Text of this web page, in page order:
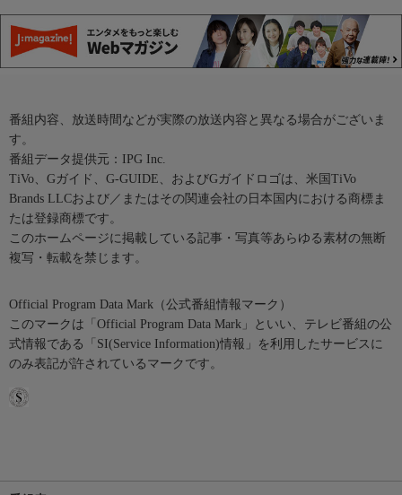
番組内容、放送時間などが実際の放送内容と異なる場合がございま
す。
番組データ提供元：IPG Inc.
TiVo、Gガイド、G-GUIDE、およびGガイドロゴは、米国TiVo
Brands LLCおよび／またはその関連会社の日本国内における商標ま
たは登録商標です。
このホームページに掲載している記事・写真等あらゆる素材の無断
複写・転載を禁じます。
Official Program Data Mark（公式番組情報マーク）
このマークは「Official Program Data Mark」といい、テレビ番組の公
式情報である「SI(Service Information)情報」を利用したサービスに
のみ表記が許されているマークです。